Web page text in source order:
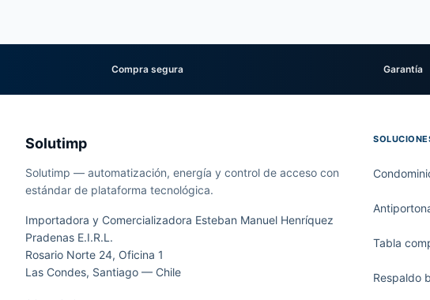
Compra segura Garantía
Solutimp
Solutimp — automatización, energía y control de acceso con
estándar de plataforma tecnológica.
Importadora y Comercializadora Esteban Manuel Henríquez
Pradenas E.I.R.L.
Rosario Norte 24, Oficina 1
Las Condes, Santiago — Chile
Tabla
Respaldo